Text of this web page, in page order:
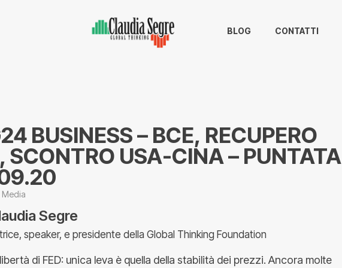
BLOG CONTATTI
BUSINESS – BCE, RECUPERO
SCONTRO USA-CINA – PUNTATA
Media
Segre
speaker, e presidente della Global Thinking Foundation
di FED: unica leva è quella della stabilità dei prezzi. Ancora molte